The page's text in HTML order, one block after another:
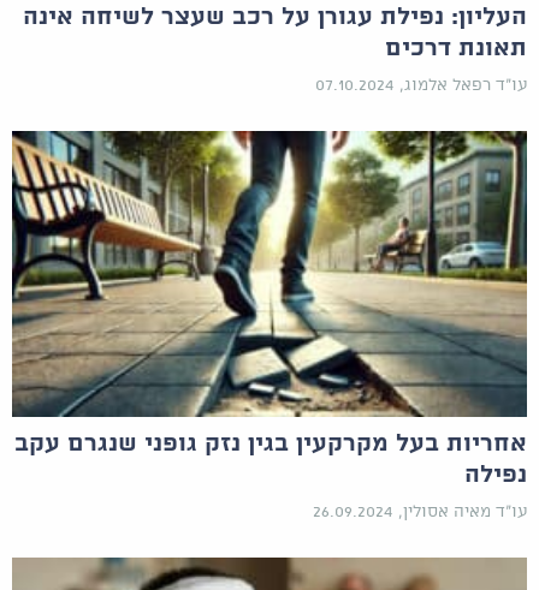
העליון: נפילת עגורן על רכב שעצר לשיחה אינה
תאונת דרכים
עו"ד רפאל אלמוג, 07.10.2024
אחריות בעל מקרקעין בגין נזק גופני שנגרם עקב
נפילה
עו"ד מאיה אסולין, 26.09.2024